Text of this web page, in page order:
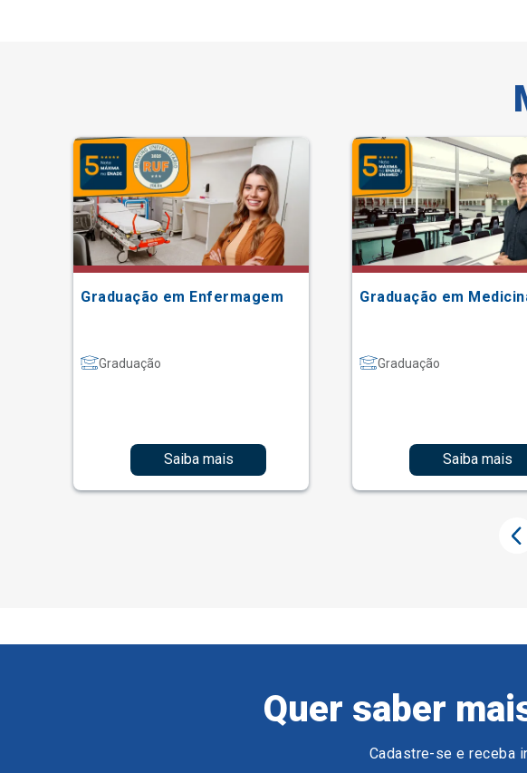
Graduação em Enfermagem
Graduação
Saiba mais
Graduação em
Graduação
Saiba mais
Quer saber
Cadastre-se e receba